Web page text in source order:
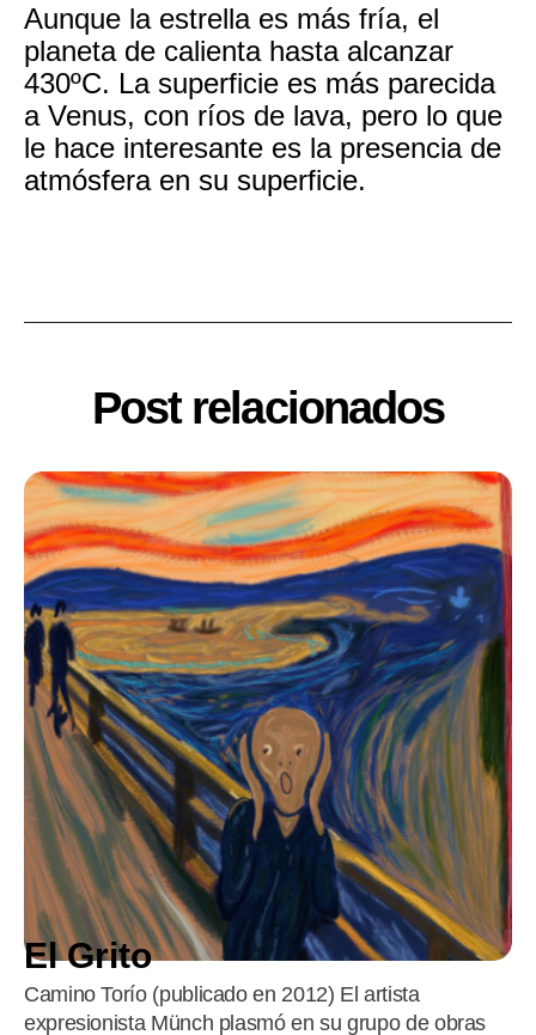
Aunque la estrella es más fría, el
planeta de calienta hasta alcanzar
430ºC. La superficie es más parecida
a Venus, con ríos de lava, pero lo que
le hace interesante es la presencia de
atmósfera en su superficie.
Post relacionados
El Grito
Camino Torío (publicado en 2012) El artista
expresionista Münch plasmó en su grupo de obras